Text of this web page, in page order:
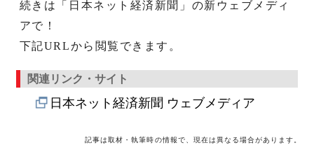
続きは「日本ネット経済新聞」の新ウェブメディ
アで！
下記URLから閲覧できます。
関連リンク・サイト
日本ネット経済新聞 ウェブメディア
記事は取材・執筆時の情報で、現在は異なる場合があります。